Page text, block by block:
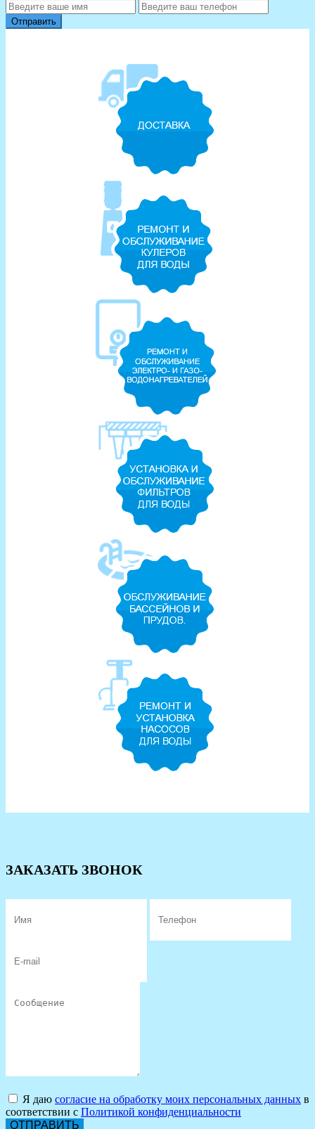
Отправить
ЗАКАЗАТЬ ЗВОНОК
Я даю согласие на обработку моих персональных данных в
соответствии с Политикой конфиденциальности
ОТПРАВИТЬ